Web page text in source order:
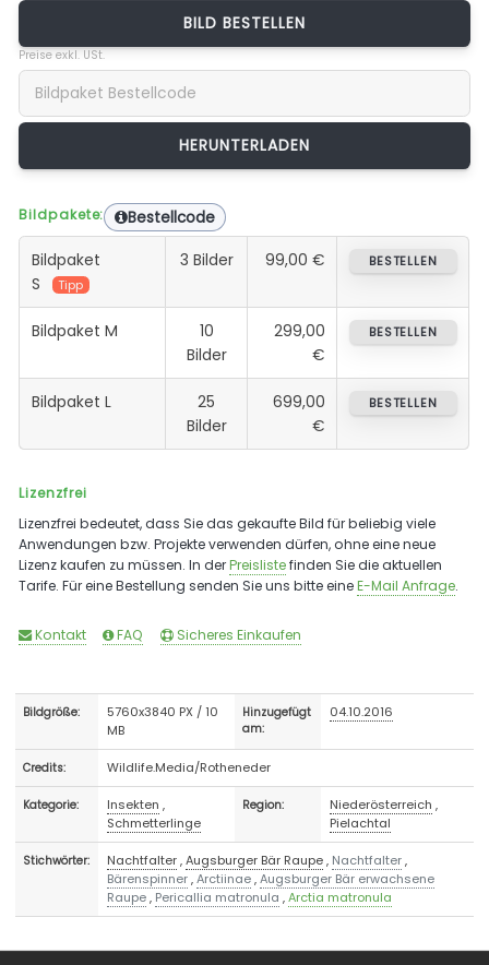
BILD BESTELLEN
Preise exkl. USt.
Bildpakete: Bestellcode
Bildpaket
S
Tipp
3 Bilder 99,00 € BESTELLEN
Bildpaket M
10
Bilder
299,00
€
BESTELLEN
Bildpaket L
25
Bilder
699,00
€
BESTELLEN
Lizenzfrei
Lizenzfrei bedeutet, dass Sie das gekaufte Bild für beliebig viele
Anwendungen bzw. Projekte verwenden dürfen, ohne eine neue
Lizenz kaufen zu müssen. In derPreislistefinden Sie die aktuellen
Tarife. Für eine Bestellung senden Sie uns bitte eineE-Mail Anfrage.
Kontakt FAQ Sicheres Einkaufen
Bildgröße:
5760x3840 PX / 10
MB
Hinzugefügt
am:
04.10.2016
Credits: Wildlife.Media/Rotheneder
Kategorie: Insekten ,
Schmetterlinge
Region: Niederösterreich ,
Pielachtal
Stichwörter: Nachtfalter,Augsburger Bär Raupe, Nachtfalter,
Bärenspinner,Arctiinae,Augsburger Bär erwachsene
Raupe, Pericallia matronula ,Arctia matronula